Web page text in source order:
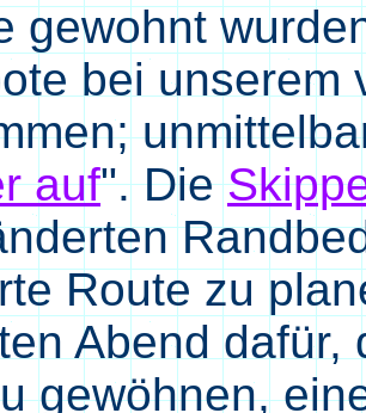
gewohnt
bei unserem
auf". Die
Route zu
Abend
gewöhnen,